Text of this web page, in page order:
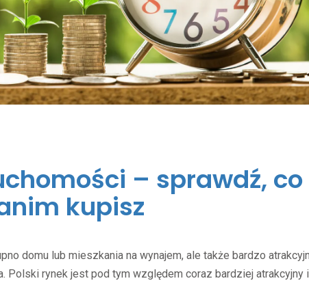
– sprawdź, co
kupisz
domu lub mieszkania na wynajem, ale także bardzo
rynek jest pod tym względem coraz bardziej atrakcyjny i